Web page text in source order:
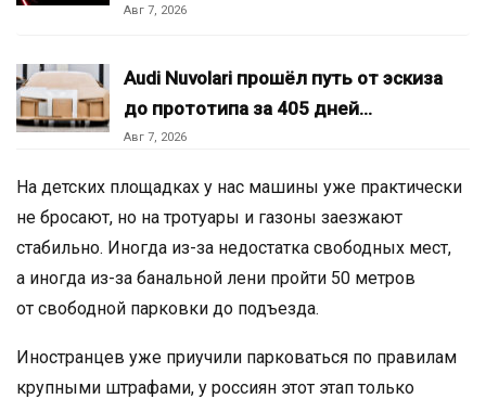
Авг 7, 2026
Audi Nuvolari прошёл путь от эскиза
до прототипа за 405 дней…
Авг 7, 2026
На детских площадках у нас машины уже практически
не бросают, но на тротуары и газоны заезжают
стабильно. Иногда из-за недостатка свободных мест,
а иногда из-за банальной лени пройти 50 метров
от свободной парковки до подъезда.
Иностранцев уже приучили парковаться по правилам
крупными штрафами, у россиян этот этап только